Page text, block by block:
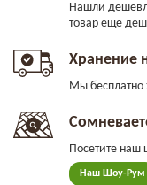
Нашли
товар еще
Хранение
Мы бесплатно
Посетите наш
Наш Шоу-Рум